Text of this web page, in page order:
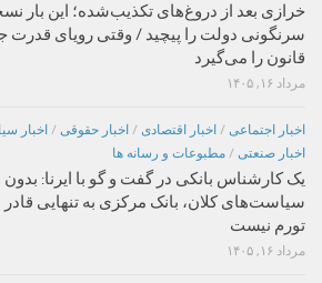
خرازی بعد از دروغ‌های تکذیب‌شده؛ این بار
سرنگونی دولت را پیچید / وقتی رویای قدرت
قانون را می‌گیرد
مرداد ۱۶, ۱۴۰۵
اخبار اجتماعی / اخبار اقتصادی / اخبار حقوقی / اخبار
اخبار صنعتی / مطبوعات و رسانه ها
یک کارشناس بانکی در گفت و گو با ایرنا: بدون
سیاست‌های کلان، بانک مرکزی به تنهایی قادر
تورم نیست
مرداد ۱۶, ۱۴۰۵